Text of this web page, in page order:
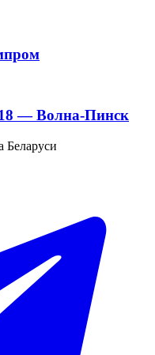
— Волна-Пинск
Беларуси